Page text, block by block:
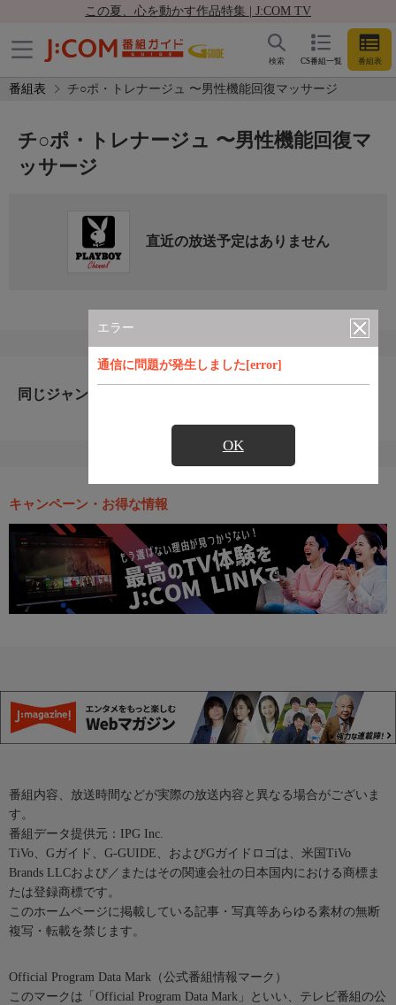
この夏、心を動かす作品特集 | J:COM TV
CS番組一覧 番組表
検索
番組表 チ○ポ・トレナージュ 〜男性機能回復マッサージ
エラー
通信に問題が発生しました[error]
OK
チ○ポ・トレナージュ 〜男性機能回復マ
ッサージ
直近の放送予定はありません
同じジャンルのおすすめ番組
キャンペーン・お得な情報
番組内容、放送時間などが実際の放送内容と異なる場合がございま
す。
番組データ提供元：IPG Inc.
TiVo、Gガイド、G-GUIDE、およびGガイドロゴは、米国TiVo
Brands LLCおよび／またはその関連会社の日本国内における商標ま
たは登録商標です。
このホームページに掲載している記事・写真等あらゆる素材の無断
複写・転載を禁じます。
Official Program Data Mark（公式番組情報マーク）
このマークは「Official Program Data Mark」といい、テレビ番組の公